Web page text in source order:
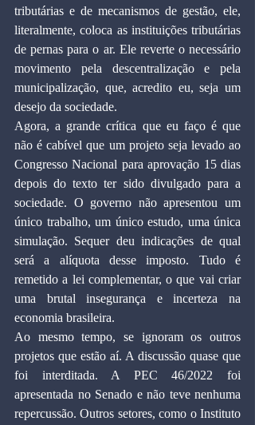
tributárias e de mecanismos de gestão, ele,
literalmente, coloca as instituições tributárias
de pernas para o ar. Ele reverte o necessário
movimento pela descentralização e pela
municipalização, que, acredito eu, seja um
desejo da sociedade.
Agora, a grande crítica que eu faço é que
não é cabível que um projeto seja levado ao
Congresso Nacional para aprovação 15 dias
depois do texto ter sido divulgado para a
sociedade. O governo não apresentou um
único trabalho, um único estudo, uma única
simulação. Sequer deu indicações de qual
será a alíquota desse imposto. Tudo é
remetido a lei complementar, o que vai criar
uma brutal insegurança e incerteza na
economia brasileira.
Ao mesmo tempo, se ignoram os outros
projetos que estão aí. A discussão quase que
foi interditada. A PEC 46/2022 foi
apresentada no Senado e não teve nenhuma
repercussão. Outros setores, como o Instituto